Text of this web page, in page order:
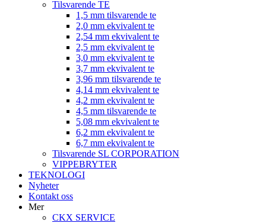
Tilsvarende TE
1,5 mm tilsvarende te
2,0 mm ekvivalent te
2,54 mm ekvivalent te
2,5 mm ekvivalent te
3,0 mm ekvivalent te
3,7 mm ekvivalent te
3,96 mm tilsvarende te
4,14 mm ekvivalent te
4,2 mm ekvivalent te
4,5 mm tilsvarende te
5,08 mm ekvivalent te
6,2 mm ekvivalent te
6,7 mm ekvivalent te
Tilsvarende SL CORPORATION
VIPPEBRYTER
TEKNOLOGI
Nyheter
Kontakt oss
Mer
CKX SERVICE